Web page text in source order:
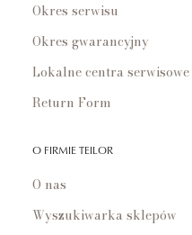
Okres serwisu
Okres gwarancyjny
Lokalne centra serwisowe
Return Form
O FIRMIE TEILOR
O nas
Wyszukiwarka sklepów